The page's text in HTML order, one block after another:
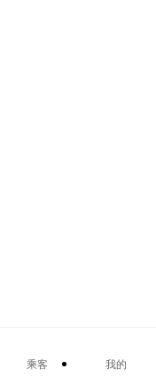
乘客 我的